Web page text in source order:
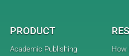
PRODUCT
Academic Publishing
How